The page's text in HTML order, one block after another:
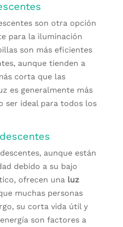
son otra opción
para la iluminación
son más eficientes
aunque tienden a
corta que las
es generalmente más
ser ideal para todos los
aunque están
debido a su bajo
ofrecen una luz
muchas personas
su corta vida útil y
son factores a